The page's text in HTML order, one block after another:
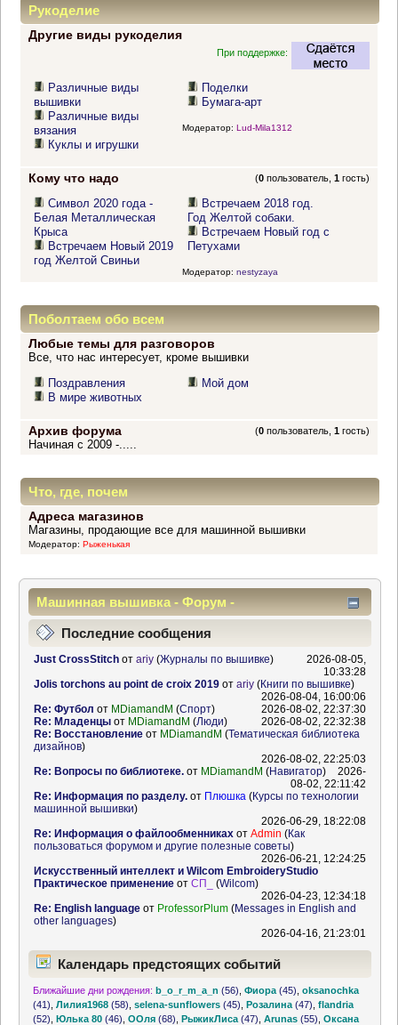
Рукоделие
Другие виды рукоделия
При поддержке:
Различные виды
вышивки
Различные виды
вязания
Куклы и игрушки
Поделки
Бумага-арт
Модератор: Lud-Mila1312
Кому что надо (0 пользователь,1 гость)
Символ 2020 года -
Белая Металлическая
Крыса
Встречаем Новый 2019
год Желтой Свиньи
Встречаем 2018 год.
Год Желтой собаки.
Встречаем Новый год с
Петухами
Модератор: nestyzaya
Поболтаем обо всем
Любые темы для разговоров
Все, что нас интересует, кроме вышивки
Поздравления
В мире животных
Мой дом
Архив форума (0 пользователь,1 гость)
Начиная с 2009 -.....
Что, где, почем
Адреса магазинов
Магазины, продающие все для машинной вышивки
Модератор: Рыженькая
Машинная вышивка - Форум -
Информационный центр
Последние сообщения
Just CrossStitchот ariy(Журналы по вышивке)
2026-08-05,
10:33:28
Jolis torchons au point de croix 2019от ariy(Книги по вышивке)
2026-08-04, 16:00:06
Re: Футбол от MDiamandM (Спорт)
2026-08-02, 22:37:30
Re: Младенцыот MDiamandM (Люди)
2026-08-02, 22:32:38
Re: Восстановлениеот MDiamandM (Тематическая библиотека
дизайнов)
2026-08-02, 22:25:03
Re: Вопросы по библиотеке.от MDiamandM (Навигатор)
2026-
08-02, 22:11:42
Re: Информация по разделу.от Плюшка (Курсы по технологии
машинной вышивки)
2026-06-29, 18:22:08
Re: Информация о файлообменникахот Admin (Как
пользоваться форумом и другие полезные советы)
2026-06-21, 12:24:25
Искусственный интеллект и Wilcom EmbroideryStudio
Практическое применениеот СП_ (Wilcom)
2026-04-23, 12:34:18
Re: English languageот ProfessorPlum(Messages in English and
other languages)
2026-04-16, 21:23:01
Календарь предстоящих событий
Ближайшие дни рождения: b_o_r_m_a_n (56) ,Фиора (45) ,oksanochka
(41) ,Лилия1968 (58) ,selena-sunflowers (45) ,Розалина (47) ,flandria
(52) ,Юлька 80 (46) ,ООля (68) ,РыжикЛиса (47) ,Arunas (55) ,Оксана